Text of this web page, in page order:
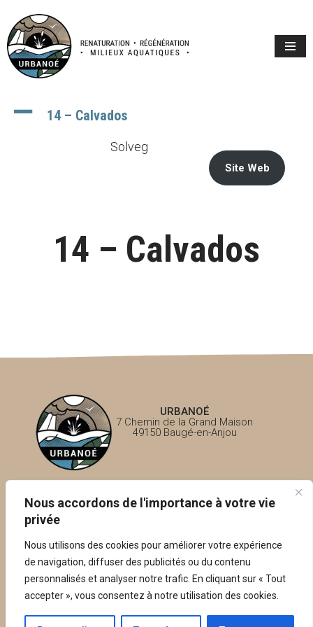
Nous accordons de l'importance à votre vie
privée
Nous utilisons des cookies pour améliorer votre expérience
de navigation, diffuser des publicités ou du contenu
personnalisés et analyser notre trafic. En cliquant sur « Tout
accepter », vous consentez à notre utilisation des cookies.
Aller
au
contenu
A 14 – Calvados
Solveg
Site Web
14 – Calvados
URBANOÉ
7 Chemin de la Grand Maison
49150 Baugé-en-Anjou
Mentions légales
Conception: Krisken.fr